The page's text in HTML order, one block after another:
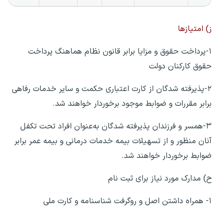
ز) امتیازها
۱-پرداخت حقوق و مزایا برابر قانون نظام هماهنگ پرداخت
حقوق کارکنان دولت
۲-پذیرفته شدگان از کارت اعتباری حکمت و سایر خدمات رفاهی
برابر مقررات و ضوابط موجود برخوردار خواهند شد.
۳-همسر و فرزندان پذیرفته شدگان به‌عنوان افراد تحت تکفل
آنان منظور و از تسهیلات بیمه خدمات درمانی و بیمه عمر برابر
ضوابط برخوردار خواهند شد.
ح) مدارک مورد نیاز برای ثبت نام
۱- همراه داشتن اصل و روگرفت شناسنامه و کارت ملی